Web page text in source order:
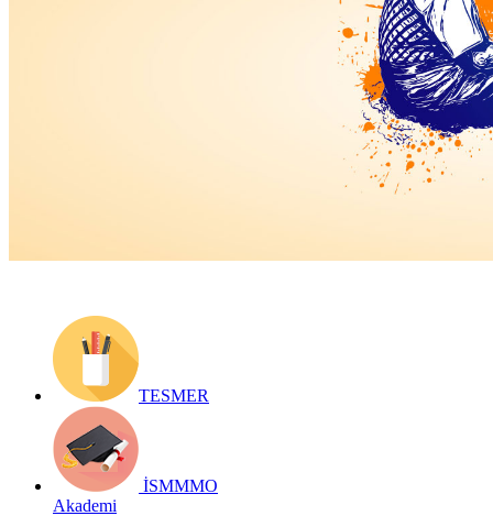
23 Nisan Ulusal Egemenlik ve Çocuk
TESMER
İSMMMO
Akademi